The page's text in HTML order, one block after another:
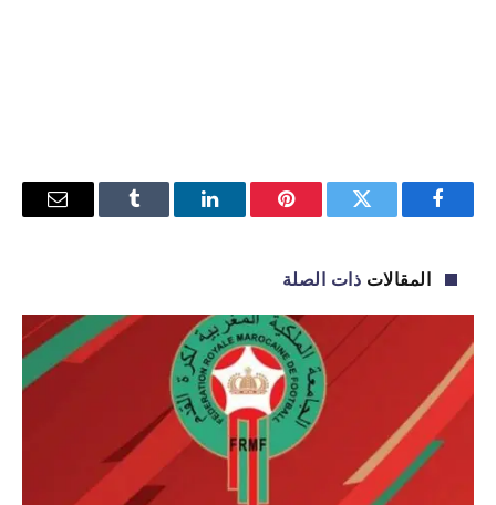
فيسبوك تويتر بينتيريستلينكدإن Tumblr
البريد
المقالات ذات الصلة